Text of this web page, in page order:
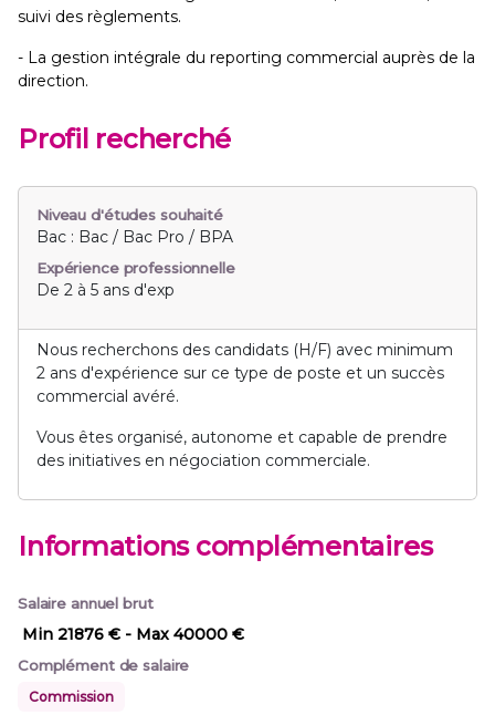
suivi des règlements.
- La gestion intégrale du reporting commercial auprès de la
direction.
Profil recherché
Niveau d'études souhaité
Bac : Bac / Bac Pro / BPA
Expérience professionnelle
De 2 à 5 ans d'exp
Nous recherchons des candidats (H/F) avec minimum
2 ans d'expérience sur ce type de poste et un succès
commercial avéré.
Vous êtes organisé, autonome et capable de prendre
des initiatives en négociation commerciale.
Informations complémentaires
Salaire annuel brut
Min 21876 € - Max 40000 €
Complément de salaire
Commission